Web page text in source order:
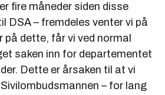
fire måneder siden disse
DSA – fremdeles venter vi på
på dette, får vi ved normal
saken inn for departementet
Dette er årsaken til at vi
– for lang